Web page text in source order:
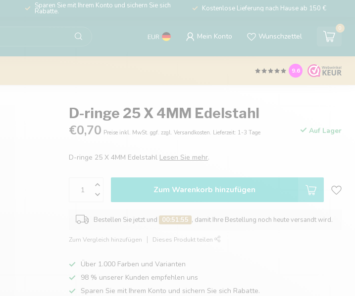
Sparen Sie mit Ihrem Konto und sichern Sie sich
Rabatte. Kostenlose Lieferung nach Hause ab 150 €
EUR Mein Konto Wunschzettel
0
9.6
D-ringe 25 X 4MM Edelstahl
€0,70 Preise inkl. MwSt. ggf. zzgl. Versandkosten. Lieferzeit: 1-3 Tage Auf Lager
D-ringe 25 X 4MM Edelstahl Lesen Sie mehr.
Zum Warenkorb hinzufügen
Bestellen Sie jetzt und 00:51:54 , damit Ihre Bestellung noch heute versandt wird.
Zum Vergleich hinzufügen Dieses Produkt teilen
Über 1.000 Farben und Varianten
98 % unserer Kunden empfehlen uns
Sparen Sie mit Ihrem Konto und sichern Sie sich Rabatte.